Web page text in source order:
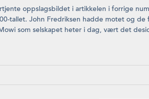
op­pslagsbildet i artikkelen i forrige
tallet. John Fredriksen hadde motet og
som selskapet heter i dag, vært det